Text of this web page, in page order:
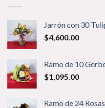
Jarrón con 30
$4,600.00
Ramo de 10
$1,095.00
Ramo de 24